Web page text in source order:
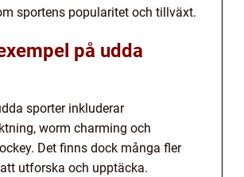
sportens popularitet och tillväxt.
på udda
sporter inkluderar
worm charming och
Det finns dock många fler
utforska och upptäcka.